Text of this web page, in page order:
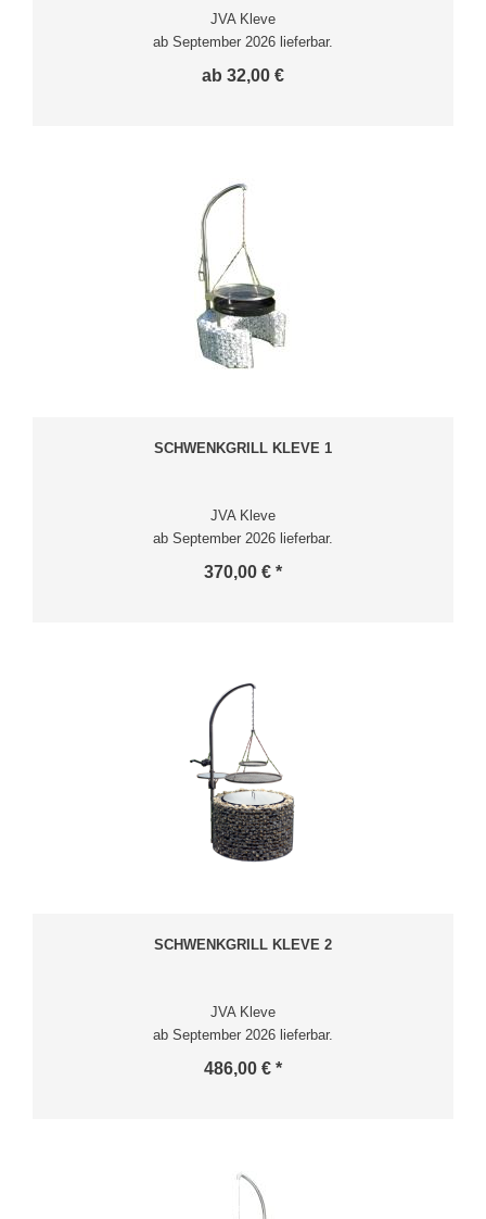
JVA Kleve
ab September 2026 lieferbar.
ab 32,00 €
SCHWENKGRILL KLEVE 1
JVA Kleve
ab September 2026 lieferbar.
370,00 € *
SCHWENKGRILL KLEVE 2
JVA Kleve
ab September 2026 lieferbar.
486,00 € *